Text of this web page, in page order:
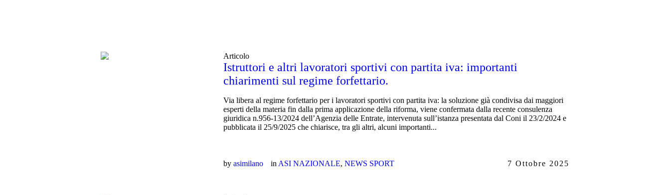
Articolo
Istruttori e altri lavoratori sportivi con partita iva: importanti
chiarimenti sul regime forfettario.
Via libera al regime forfettario per i lavoratori sportivi con partita iva: la soluzione già condivisa dai maggiori
esperti della materia fin dalla prima applicazione della riforma, viene confermata dalla recente consulenza
giuridica n.956-13/2024 dell’Agenzia delle Entrate, intervenuta sull’istanza presentata dal Coni il 23/2/2024 e
pubblicata il 25/9/2025 che chiarisce, tra gli altri, alcuni importanti...
byasimilano in ASI NAZIONALE,NEWS SPORT 7 Ottobre 2025